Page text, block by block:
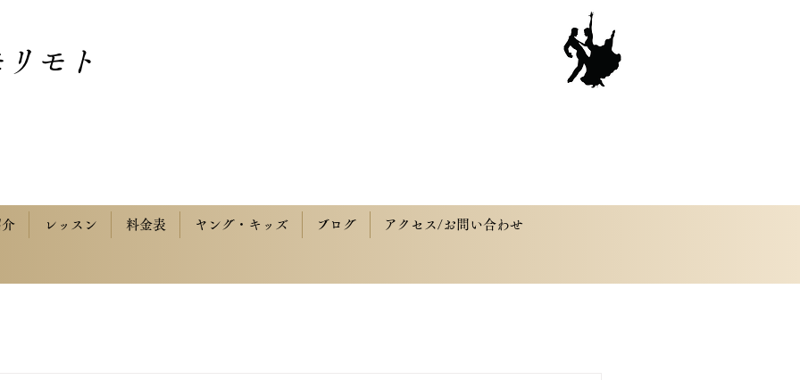
モト
レッスン 料金表 ヤング・キッズ ブログ アクセス/お問い合わせ